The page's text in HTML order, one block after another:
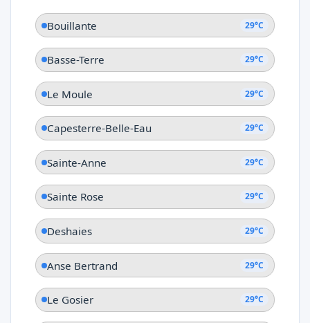
Bouillante 29°C
Basse-Terre 29°C
Le Moule 29°C
Capesterre-Belle-Eau 29°C
Sainte-Anne 29°C
Sainte Rose 29°C
Deshaies 29°C
Anse Bertrand 29°C
Le Gosier 29°C